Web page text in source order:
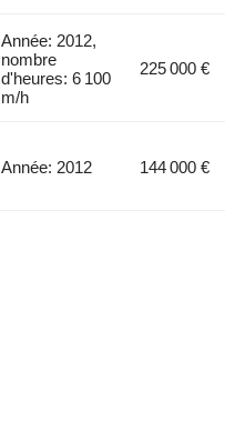
Année: 2012,
nombre
d'heures: 6 100
m/h
225 000 €
Année: 2012 144 000 €